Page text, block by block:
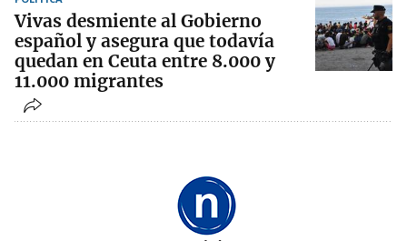
Vivas desmiente al Gobierno
español y asegura que todavía
quedan en Ceuta entre 8.000 y
11.000 migrantes